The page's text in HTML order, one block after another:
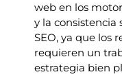
web en los
y la consistencia
SEO, ya que los
requieren un
estrategia bien